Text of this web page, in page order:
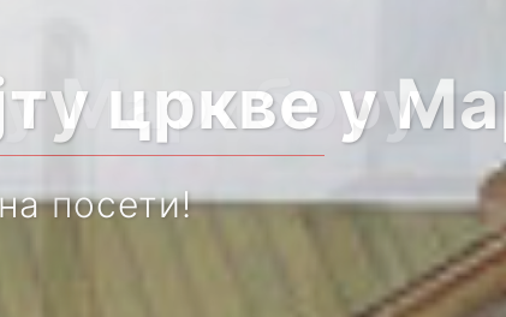
Марибору